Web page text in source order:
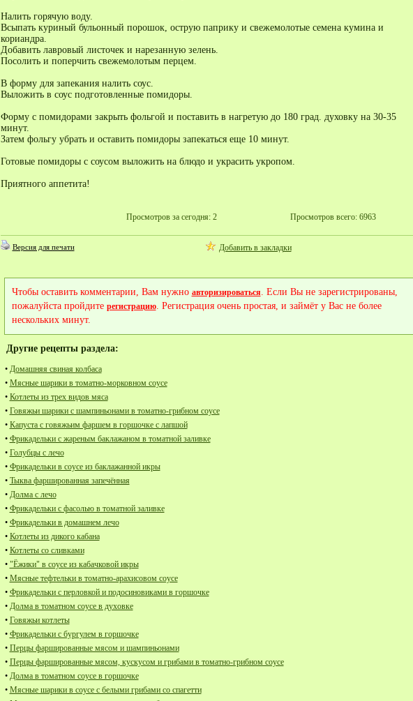
Налить горячую воду.
Всыпать куриный бульонный порошок, острую паприку и свежемолотые семена кумина и
кориандра.
Добавить лавровый листочек и нарезанную зелень.
Посолить и поперчить свежемолотым перцем.
В форму для запекания налить соус.
Выложить в соус подготовленные помидоры.
Форму с помидорами закрыть фольгой и поставить в нагретую до 180 град. духовку на 30-35
минут.
Затем фольгу убрать и оставить помидоры запекаться еще 10 минут.
Готовые помидоры с соусом выложить на блюдо и украсить укропом.
Приятного аппетита!
Просмотров за сегодня: 2 Просмотров всего: 6963
Версия для печати Добавить в закладки
Чтобы оставить комментарии, Вам нужно авторизироваться. Если Вы не зарегистрированы,
пожалуйста пройдите регистрацию. Регистрация очень простая, и займёт у Вас не более
нескольких минут.
Другие рецепты раздела:
• Домашняя свиная колбаса
• Мясные шарики в томатно-морковном соусе
• Котлеты из трех видов мяса
• Говяжьи шарики с шампиньонами в томатно-грибном соусе
• Капуста с говяжьим фаршем в горшочке с лапшой
• Фрикадельки с жареным баклажаном в томатной заливке
• Голубцы с лечо
• Фрикадельки в соусе из баклажанной икры
• Тыква фаршированная запечённая
• Долма с лечо
• Фрикадельки с фасолью в томатной заливке
• Фрикадельки в домашнем лечо
• Котлеты из дикого кабана
• Котлеты со сливками
• "Ёжики" в соусе из кабачковой икры
• Мясные тефтельки в томатно-арахисовом соусе
• Фрикадельки с перловкой и подосиновиками в горшочке
• Долма в томатном соусе в духовке
• Говяжьи котлеты
• Фрикадельки с бургулем в горшочке
• Перцы фаршированные мясом и шампиньонами
• Перцы фаршированные мясом, кускусом и грибами в томатно-грибном соусе
• Долма в томатном соусе в горшочке
• Мясные шарики в соусе с белыми грибами со спагетти